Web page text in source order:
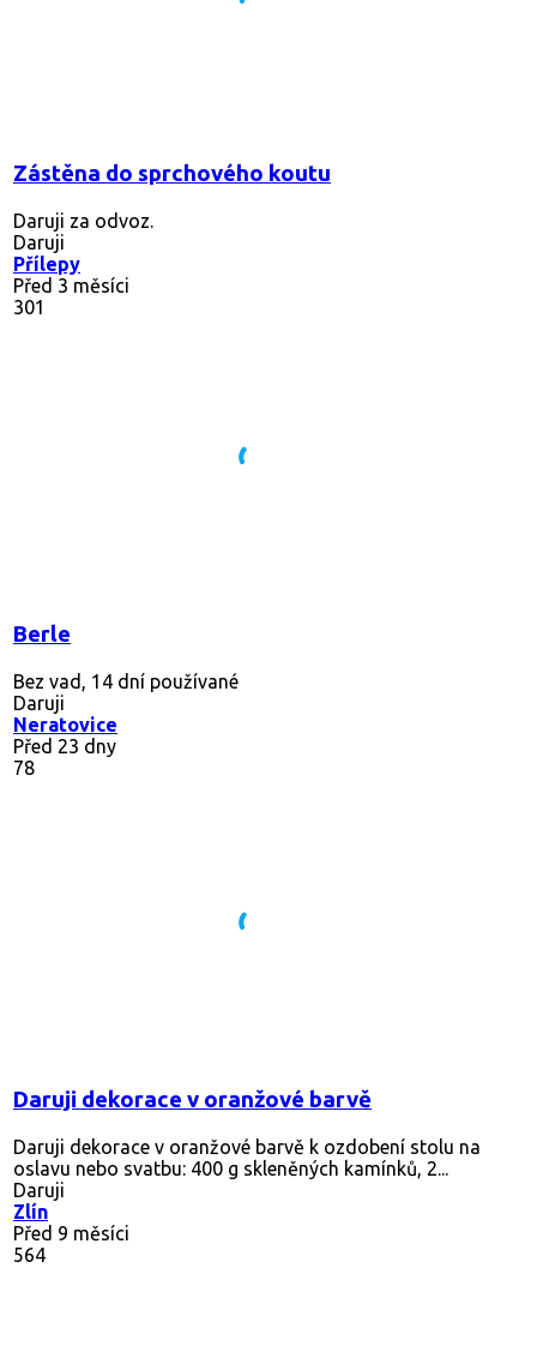
Zástěna do sprchového koutu
Daruji za odvoz.
Daruji
Přílepy
Před 3 měsíci
301
Berle
Bez vad, 14 dní používané
Daruji
Neratovice
Před 23 dny
78
Daruji dekorace v oranžové barvě
Daruji dekorace v oranžové barvě k ozdobení stolu na
oslavu nebo svatbu: 400 g skleněných kamínků, 2...
Daruji
Zlín
Před 9 měsíci
564